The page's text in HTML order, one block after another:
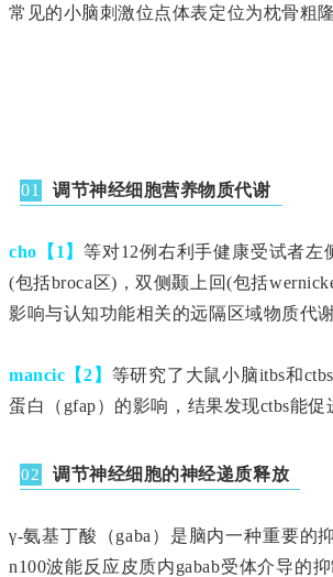
常见的小脑刺激位点体表定位为枕骨粗
01 调节神经细胞营养物质代谢
cho【1】等对12例右利手健康受试者左
(包括broca区)，双侧颞上回(包括
影响与认知功能相关的远隔区域物质代谢
mancic【2】 等研究了大鼠小脑itbs和
蛋白（gfap）的影响，结果发现ctbs能
02 调节神经细胞的神经递质释放
γ-氨基丁酸（gaba）是脑内一种重要的
n100波能反应皮质内gabab受体介导的